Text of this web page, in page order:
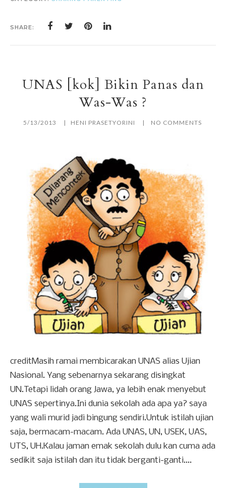
SHARE:
UNAS [kok] Bikin Panas dan
Was-Was ?
5/13/2013 HENI PRASETYORINI NO COMMENTS
creditMasih ramai membicarakan UNAS alias Ujian
Nasional. Yang sebenarnya sekarang disingkat
UN.Tetapi lidah orang Jawa, ya lebih enak menyebut
UNAS sepertinya.Ini dunia sekolah ada apa ya? saya
yang wali murid jadi bingung sendiri.Untuk istilah ujian
saja, bermacam-macam. Ada UNAS, UN, USEK, UAS,
UTS, UH.Kalau jaman emak sekolah dulu kan cuma ada
sedikit saja istilah dan itu tidak berganti-ganti....